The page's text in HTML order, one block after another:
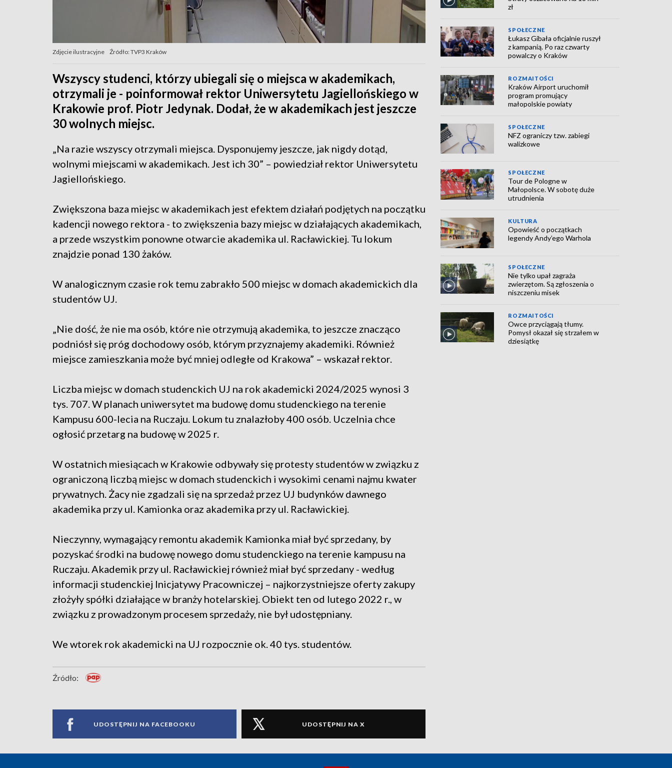
Zdjęcie ilustracyjne Źródło: TVP3 Kraków
Wszyscy studenci, którzy ubiegali się o miejsca w akademikach,
otrzymali je - poinformował rektor Uniwersytetu Jagiellońskiego w
Krakowie prof. Piotr Jedynak. Dodał, że w akademikach jest jeszcze
30 wolnych miejsc.
„Na razie wszyscy otrzymali miejsca. Dysponujemy jeszcze, jak nigdy dotąd,
wolnymi miejscami w akademikach. Jest ich 30” – powiedział rektor Uniwersytetu
Jagiellońskiego.
Zwiększona baza miejsc w akademikach jest efektem działań podjętych na początku
kadencji nowego rektora - to zwiększenia bazy miejsc w działających akademikach,
a przede wszystkim ponowne otwarcie akademika ul. Racławickiej. Tu lokum
znajdzie ponad 130 żaków.
W analogicznym czasie rok temu zabrakło 500 miejsc w domach akademickich dla
studentów UJ.
„Nie dość, że nie ma osób, które nie otrzymują akademika, to jeszcze znacząco
podniósł się próg dochodowy osób, którym przyznajemy akademiki. Również
miejsce zamieszkania może być mniej odległe od Krakowa” – wskazał rektor.
Liczba miejsc w domach studenckich UJ na rok akademicki 2024/2025 wynosi 3
tys. 707. W planach uniwersytet ma budowę domu studenckiego na terenie
Kampusu 600-lecia na Ruczaju. Lokum tu znalazłoby 400 osób. Uczelnia chce
ogłosić przetarg na budowę w 2025 r.
W ostatnich miesiącach w Krakowie odbywały się protesty studentów w związku z
ograniczoną liczbą miejsc w domach studenckich i wysokimi cenami najmu kwater
prywatnych. Żacy nie zgadzali się na sprzedaż przez UJ budynków dawnego
akademika przy ul. Kamionka oraz akademika przy ul. Racławickiej.
Nieczynny, wymagający remontu akademik Kamionka miał być sprzedany, by
pozyskać środki na budowę nowego domu studenckiego na terenie kampusu na
Ruczaju. Akademik przy ul. Racławickiej również miał być sprzedany - według
informacji studenckiej Inicjatywy Pracowniczej – najkorzystniejsze oferty zakupy
złożyły spółki działające w branży hotelarskiej. Obiekt ten od lutego 2022 r., w
związku z prowadzonym procesem sprzedaży, nie był udostępniany.
We wtorek rok akademicki na UJ rozpocznie ok. 40 tys. studentów.
Źródło:
UDOSTĘPNIJ NA FACEBOOKU UDOSTĘPNIJ NA X
zł
SPOŁECZNE
Łukasz Gibała oficjalnie ruszył
z kampanią. Po raz czwarty
powalczy o Kraków
ROZMAITOŚCI
Kraków Airport uruchomił
program promujący
małopolskie powiaty
SPOŁECZNE
NFZ ograniczy tzw. zabiegi
walizkowe
SPOŁECZNE
Tour de Pologne w
Małopolsce. W sobotę duże
utrudnienia
KULTURA
Opowieść o początkach
legendy Andy’ego Warhola
SPOŁECZNE
Nie tylko upał zagraża
zwierzętom. Są zgłoszenia o
niszczeniu misek
ROZMAITOŚCI
Owce przyciągają tłumy.
Pomysł okazał się strzałem w
dziesiątkę